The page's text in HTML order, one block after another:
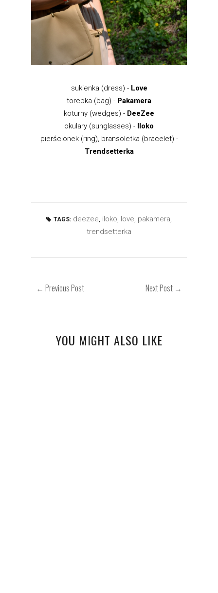
sukienka (dress) - Love
torebka (bag) - Pakamera
koturny (wedges) - DeeZee
okulary (sunglasses) -
Iloko
pierścionek (ring), bransoletka (bracelet) -
Trendsetterka
TAGS: deezee, iloko, love, pakamera,
trendsetterka
← Previous Post Next Post →
YOU MIGHT ALSO LIKE